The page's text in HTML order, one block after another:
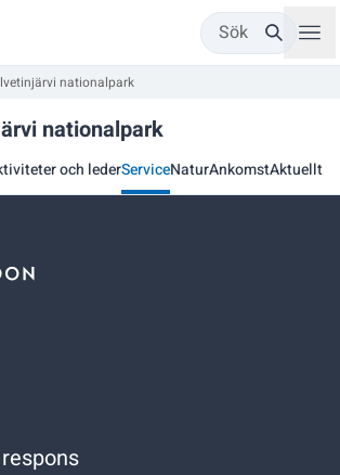
Sök
nationalpark
nationalpark
och lederServiceNaturAnkomstAktuellt